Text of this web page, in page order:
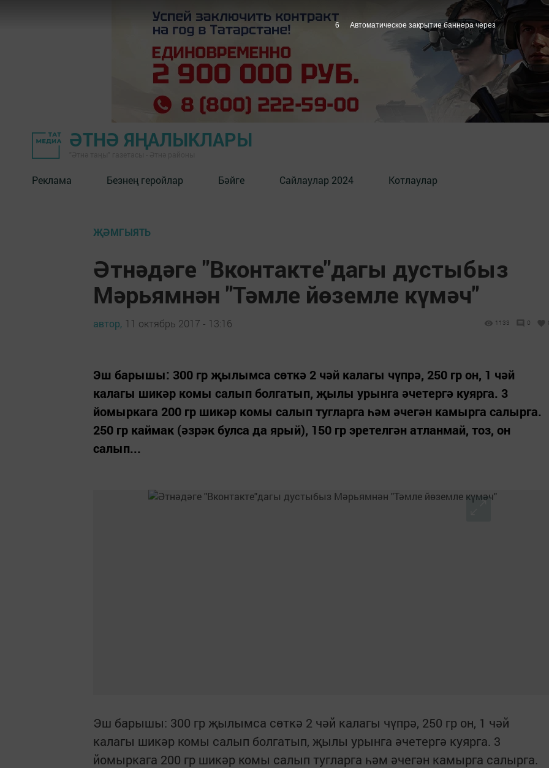
ӘТНӘ ЯҢАЛЫКЛАРЫ
Реклама Безнең геройлар Бәйге Сайлаулар 2024 Котлаулар
ҖӘМГЫЯТЬ
Әтнәдәге "Вконтакте"дагы дустыбыз
Мәрьямнән "Тәмле йөземле күмәч"
автор, 11 октябрь 2017 - 13:16 1133 0
Эш барышы: 300 гр җылымса сөткә 2 чәй калагы чүпрә, 250 гр он, 1 чәй
калагы шикәр комы салып болгатып, җылы урынга әчетергә куярга. 3
йомыркага 200 гр шикәр комы салып тугларга һәм әчегән камырга салырга.
250 гр каймак (әзрәк булса да ярый), 150 гр эретелгән атланмай, тоз, он
салып...
Эш барышы: 300 гр җылымса сөткә 2 чәй калагы чүпрә, 250 гр он, 1 чәй
калагы шикәр комы салып болгатып, җылы урынга әчетергә куярга. 3
йомыркага 200 гр шикәр комы салып тугларга һәм әчегән камырга салырга.
5 Автоматическое закрытие баннера через